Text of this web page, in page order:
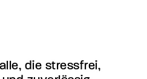
die stressfrei,